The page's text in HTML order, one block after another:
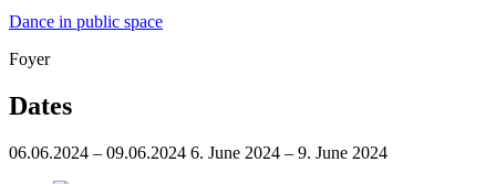
Dance in public space
Foyer
Dates
06.06.2024 – 09.06.2024 6. June 2024 – 9. June 2024